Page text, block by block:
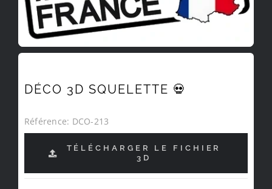
DÉCO 3D SQUELETTE 💀
Référence: DCO-213
TÉLÉCHARGER LE FICHIER
3D